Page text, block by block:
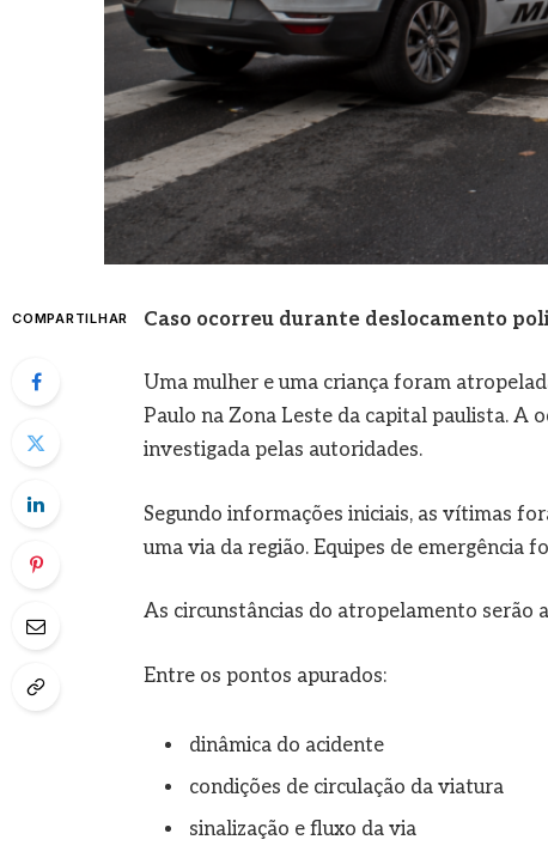
COMPARTILHAR Caso ocorreu durante deslocamento
Uma mulher e uma criança foram
Paulo na Zona Leste da capital paulista. A
investigada pelas autoridades.
Segundo informações iniciais, as vítimas
uma via da região. Equipes de emergência
As circunstâncias do atropelamento serão
Entre os pontos apurados:
dinâmica do acidente
condições de circulação da viatura
sinalização e fluxo da via